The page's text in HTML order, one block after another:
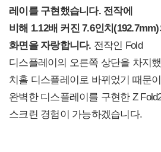
레이를 구현했습니다. 전작에
비해 1.12배 커진 7.6인치(192.7mm)
화면을 자랑합니다. 전작인 Fold
디스플레이의 오른쪽 상단을 차지
치홀 디스플레이로 바뀌었기 때문
완벽한 디스플레이를 구현한 Z
스크린 경험이 가능하겠습니다.